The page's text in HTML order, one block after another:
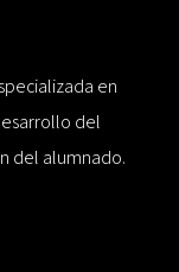
en
del
del alumnado.